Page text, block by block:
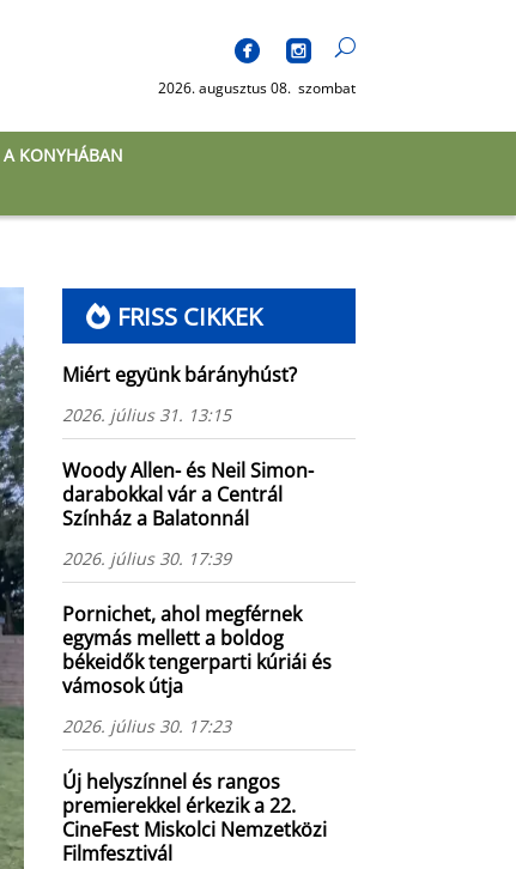
2026. augusztus 08. szombat
A KONYHÁBAN
FRISS CIKKEK
Miért együnk bárányhúst?
2026. július 31. 13:15
Woody Allen- és Neil Simon-
darabokkal vár a Centrál
Színház a Balatonnál
2026. július 30. 17:39
Pornichet, ahol megférnek
egymás mellett a boldog
békeidők tengerparti kúriái és
vámosok útja
2026. július 30. 17:23
Új helyszínnel és rangos
premierekkel érkezik a 22.
CineFest Miskolci Nemzetközi
Filmfesztivál